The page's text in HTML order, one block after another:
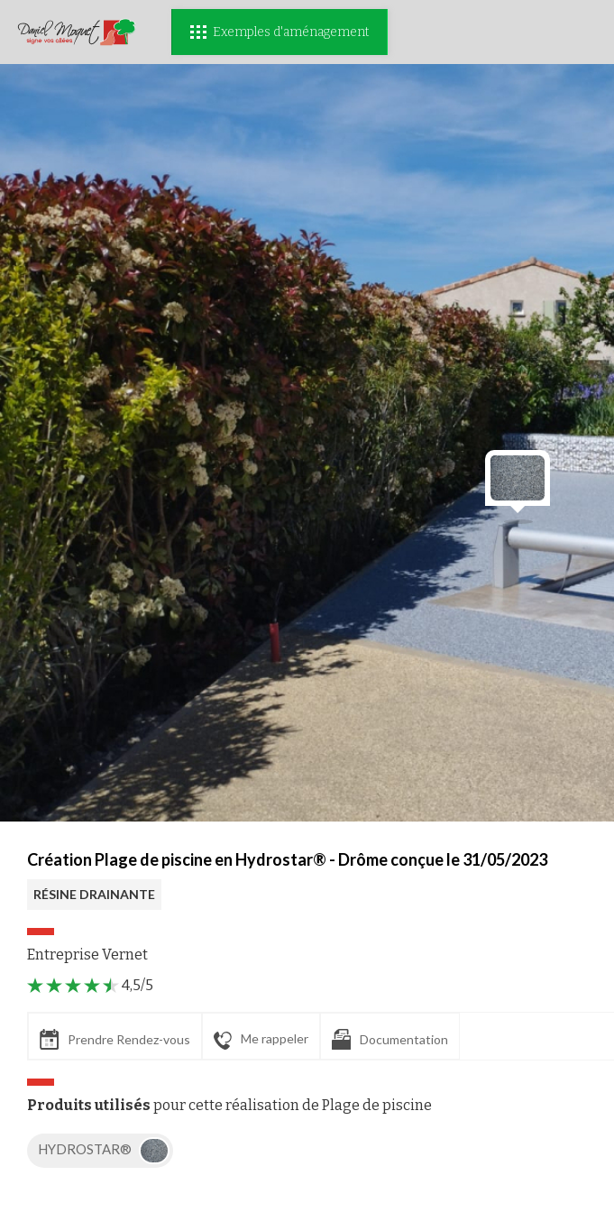
Exemples d'aménagement
Création Plage de piscine en Hydrostar® - Drôme conçue le 31/05/2023
RÉSINE DRAINANTE
Entreprise Vernet
4,5/5
Prendre Rendez-vous Me rappeler Documentation
Produits utilisés pour cette réalisation de Plage de piscine
HYDROSTAR®